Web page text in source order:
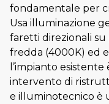
fondamentale per
Usa illuminazione
faretti direzionali su
fredda (4000K) ed
l’impianto
intervento di
e illuminotecnico è